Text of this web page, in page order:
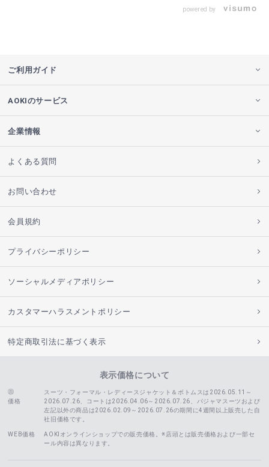
powered by
ご利用ガイド
AOKIのサービス
企業情報
よくある質問
お問い合わせ
会員規約
プライバシーポリシー
ソーシャルメディアポリシー
カスタマーハラスメントポリシー
特定商取引法に基づく表示
表示価格について
価格
スーツ・フォーマル・レディースジャケット＆ボトムスは2026.05.11～
2026.07.26、コートは2026.04.06～2026.07.26、
パジャマスーツおよび
左記以外の商品は2026.02.09～2026.07.26の期間に4週間以上販売した自
社旧価格です。
WEB価格
AOKIオンラインショップでの販売価格。※店頭とは販売価格および一部セ
ール内容は異なります。